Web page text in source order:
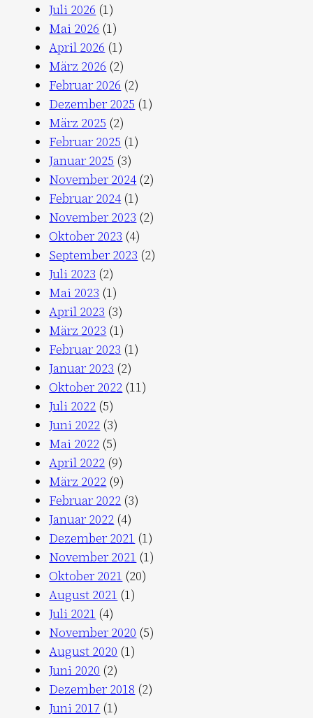
Juli 2026 (1)
Mai 2026 (1)
April 2026 (1)
März 2026 (2)
Februar 2026 (2)
Dezember 2025 (1)
März 2025 (2)
Februar 2025 (1)
Januar 2025 (3)
November 2024 (2)
Februar 2024 (1)
November 2023 (2)
Oktober 2023 (4)
September 2023 (2)
Juli 2023 (2)
Mai 2023 (1)
April 2023 (3)
März 2023 (1)
Februar 2023 (1)
Januar 2023 (2)
Oktober 2022 (11)
Juli 2022 (5)
Juni 2022 (3)
Mai 2022 (5)
April 2022 (9)
März 2022 (9)
Februar 2022 (3)
Januar 2022 (4)
Dezember 2021 (1)
November 2021 (1)
Oktober 2021 (20)
August 2021 (1)
Juli 2021 (4)
November 2020 (5)
August 2020 (1)
Juni 2020 (2)
Dezember 2018 (2)
Juni 2017 (1)